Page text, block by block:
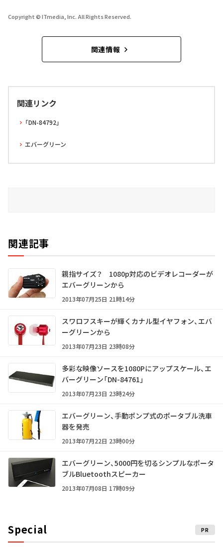
Copyright © ITmedia, Inc. All Rights Reserved.
関連情報
関連リンク
「DN-84792」
エバーグリーン
関連記事
親指サイズ？ 1080p対応のビデオレコーダーが
エバーグリーンから
2013年07月25日 21時14分
スワロフスキーが輝くカナル型イヤフォン、エバ
ーグリーンから
2013年07月23日 23時08分
多彩な映像ソースを1080Pにアップスケール、エ
バーグリーン「DN-84761」
2013年07月23日 23時24分
エバーグリーン、手動ポンプ式のポータブル洗車
器を発売
2013年07月22日 23時00分
エバーグリーン、5000円を切るシンプルなポータ
ブルBluetoothスピーカー
2013年07月08日 17時09分
Special PR